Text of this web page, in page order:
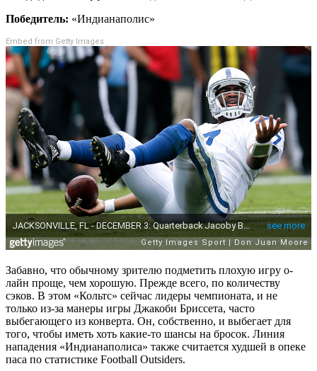
Победитель: «Индианаполис»
Embed from Getty Images
Забавно, что обычному зрителю подметить плохую игру о-
лайн проще, чем хорошую. Прежде всего, по количеству
сэков. В этом «Кольтс» сейчас лидеры чемпионата, и не
только из-за манеры игры Джакоби Бриссета, часто
выбегающего из конверта. Он, собственно, и выбегает для
того, чтобы иметь хоть какие-то шансы на бросок. Линия
нападения «Индианаполиса» также считается худшей в опеке
паса по статистике Football Outsiders.